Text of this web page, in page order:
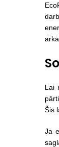
Lai
Šis
Ja